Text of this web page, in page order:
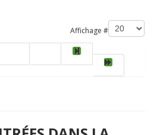
Affichage #